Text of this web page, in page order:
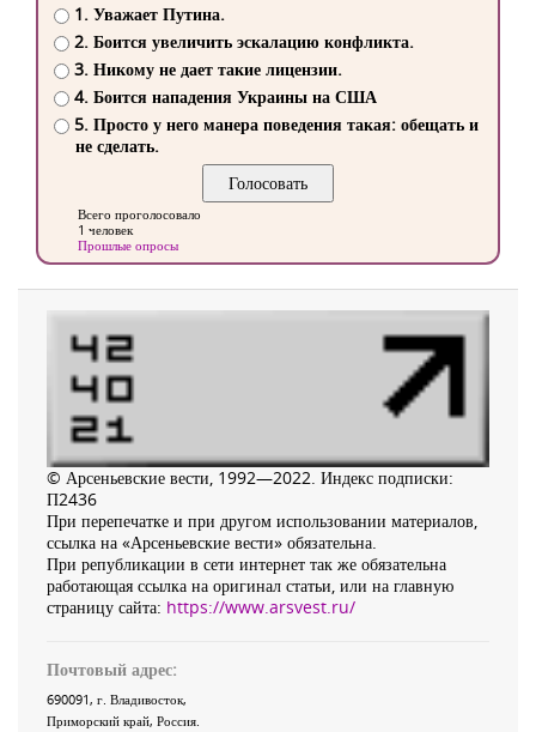
1. Уважает Путина.
2. Боится увеличить эскалацию конфликта.
3. Никому не дает такие лицензии.
4. Боится нападения Украины на США
5. Просто у него манера поведения такая: обещать и
не сделать.
Всего проголосовало
1 человек
Прошлые опросы
© Арсеньевские вести, 1992—2022. Индекс подписки:
П2436
При перепечатке и при другом использовании материалов,
ссылка на «Арсеньевские вести» обязательна.
При републикации в сети интернет так же обязательна
работающая ссылка на оригинал статьи, или на главную
страницу сайта: https://www.arsvest.ru/
Почтовый адрес:
690091, г. Владивосток,
Приморский край, Россия